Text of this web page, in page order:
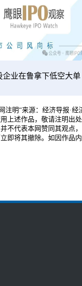
企业在鲁拿下低空大单
注明“来源：经济导报·
上述作品，敬请注明出
不代表本网赞同其观点
即将其撤除。如因作品